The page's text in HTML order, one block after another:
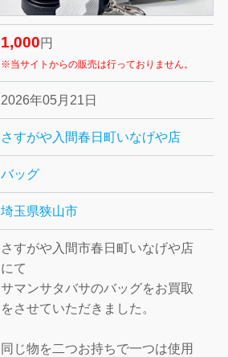
1,000 円
※当サイトからの販売は行っておりません。
2026年05月21日
さすがや入間春日町いなげや店
バッグ
埼玉県狭山市
さすがや入間市春日町いなげや店
にて
サマンサタバサのバッグをお買取
をさせていただきました。
同じ物を二つお持ちで一つは使用